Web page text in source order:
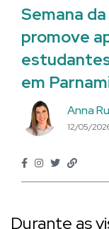
Semana
promove
em
Anna
12/05/
Durante as